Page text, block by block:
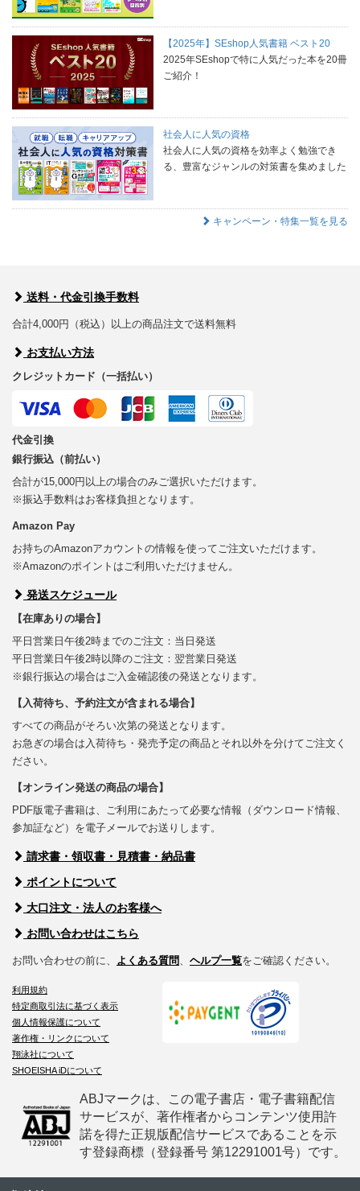
【2025年】SEshop人気書籍 ベスト20
2025年SEshopで特に人気だった本を20冊
ご紹介！
社会人に人気の資格
社会人に人気の資格を効率よく勉強でき
る、豊富なジャンルの対策書を集めました
キャンペーン・特集一覧を見る
送料・代金引換手数料
合計4,000円（税込）以上の商品注文で送料無料
お支払い方法
クレジットカード（一括払い）
代金引換
銀行振込（前払い）
合計が15,000円以上の場合のみご選択いただけます。
※振込手数料はお客様負担となります。
Amazon Pay
お持ちのAmazonアカウントの情報を使ってご注文いただけます。
※Amazonのポイントはご利用いただけません。
発送スケジュール
【在庫ありの場合】
平日営業日午後2時までのご注文：当日発送
平日営業日午後2時以降のご注文：翌営業日発送
※銀行振込の場合はご入金確認後の発送となります。
【入荷待ち、予約注文が含まれる場合】
すべての商品がそろい次第の発送となります。
お急ぎの場合は入荷待ち・発売予定の商品とそれ以外を分けてご注文く
ださい。
【オンライン発送の商品の場合】
PDF版電子書籍は、ご利用にあたって必要な情報（ダウンロード情報、
参加証など）を電子メールでお送りします。
請求書・領収書・見積書・納品書
ポイントについて
大口注文・法人のお客様へ
お問い合わせはこちら
お問い合わせの前に、 よくある質問、 ヘルプ一覧をご確認ください。
利用規約
特定商取引法に基づく表示
個人情報保護について
著作権・リンクについて
翔泳社について
SHOEISHA iDについて
ABJマークは、この電子書店・電子書籍配信
サービスが、著作権者からコンテンツ使用許
諾を得た正規版配信サービスであることを示
す登録商標（登録番号 第12291001号）です。